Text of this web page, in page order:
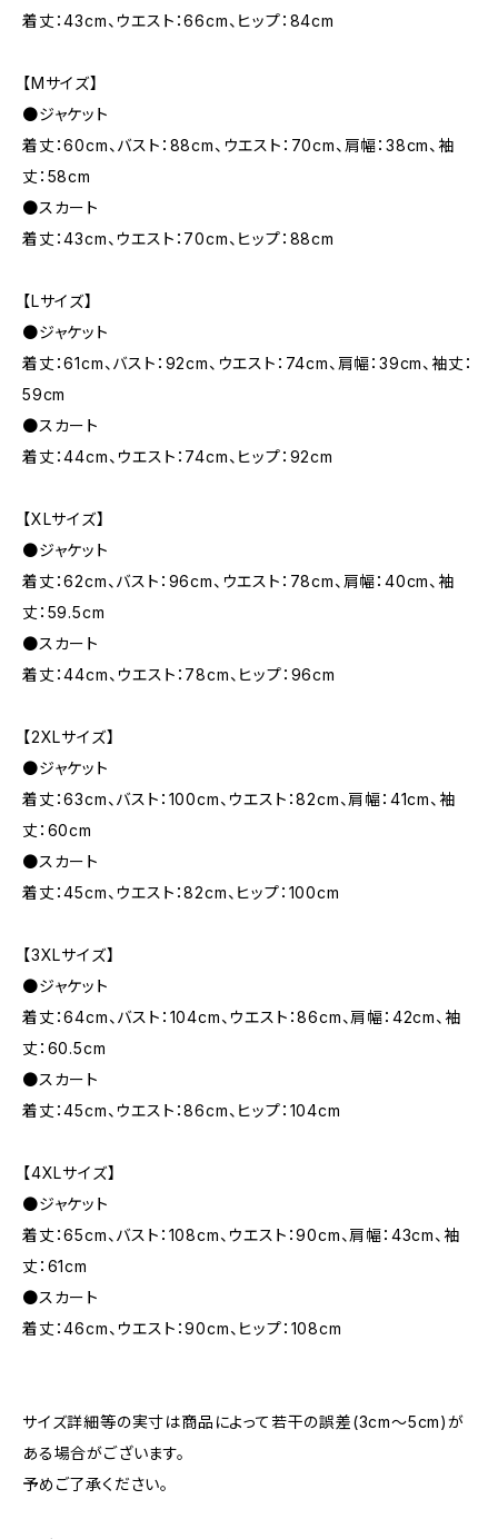
着丈：43cm、ウエスト：66cm、ヒップ：84cm
【Mサイズ】
●ジャケット
着丈：60cm、バスト：88cm、ウエスト：70cm、肩幅：38cm、袖
丈：58cm
●スカート
着丈：43cm、ウエスト：70cm、ヒップ：88cm
【Lサイズ】
●ジャケット
着丈：61cm、バスト：92cm、ウエスト：74cm、肩幅：39cm、袖丈：
59cm
●スカート
着丈：44cm、ウエスト：74cm、ヒップ：92cm
【XLサイズ】
●ジャケット
着丈：62cm、バスト：96cm、ウエスト：78cm、肩幅：40cm、袖
丈：59.5cm
●スカート
着丈：44cm、ウエスト：78cm、ヒップ：96cm
【2XLサイズ】
●ジャケット
着丈：63cm、バスト：100cm、ウエスト：82cm、肩幅：41cm、袖
丈：60cm
●スカート
着丈：45cm、ウエスト：82cm、ヒップ：100cm
【3XLサイズ】
●ジャケット
着丈：64cm、バスト：104cm、ウエスト：86cm、肩幅：42cm、袖
丈：60.5cm
●スカート
着丈：45cm、ウエスト：86cm、ヒップ：104cm
【4XLサイズ】
●ジャケット
着丈：65cm、バスト：108cm、ウエスト：90cm、肩幅：43cm、袖
丈：61cm
●スカート
着丈：46cm、ウエスト：90cm、ヒップ：108cm
サイズ詳細等の実寸は商品によって若干の誤差(3cm〜5cm)が
ある場合がございます。
予めご了承ください。